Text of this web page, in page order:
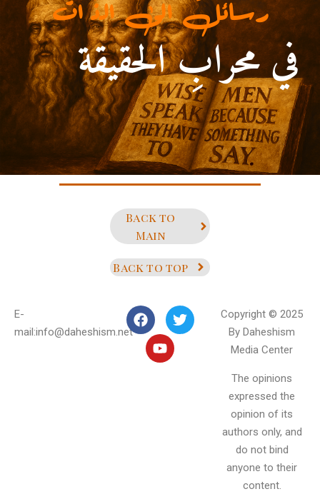
في محرابِ الحقيقة
علي بن أبي طالب)
رسائلٌ الى الذَّ ات
Back to
Main
Back to top
E-
mail:info@daheshism.net
Copyright © 2025
By Daheshism
Media Center
The opinions
expressed the
opinion of its
authors only, and
do not bind
anyone to their
content.